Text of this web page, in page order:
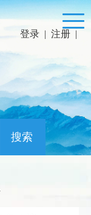
登录 | 注册 |
搜索